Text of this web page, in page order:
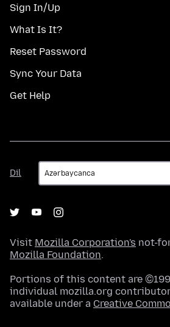
Sign In/Up
What Is It?
Reset Password
Sync Your Data
Get Help
Dil
Dil
Visit Mozilla Corporation's not-
Mozilla Foundation.
Portions of this content are
individual mozilla.org
available under a Creative